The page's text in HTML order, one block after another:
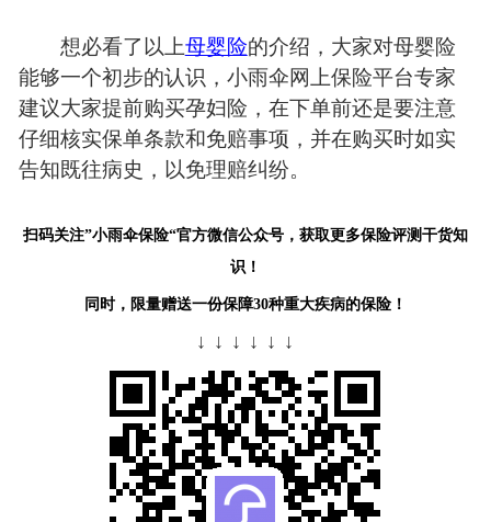
想必看了以上母婴险的介绍，大家对母婴险
能够一个初步的认识，小雨伞网上保险平台专家
建议大家提前购买孕妇险，在下单前还是要注意
仔细核实保单条款和免赔事项，并在购买时如实
告知既往病史，以免理赔纠纷。
扫码关注”小雨伞保险“官方微信公众号，获取更多保险评测干货知
识！
同时，限量赠送一份保障30种重大疾病的保险！
↓ ↓ ↓ ↓ ↓ ↓